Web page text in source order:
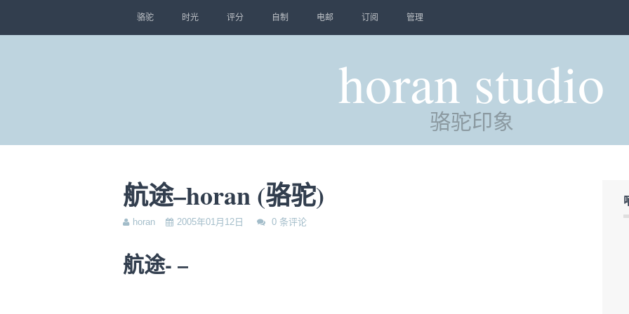
骆驼 时光 评分 自制 电邮 订阅 管理
horan studio
骆驼印象
航途–horan (骆驼)
horan 2005年01月12日 0 条评论
航途- –